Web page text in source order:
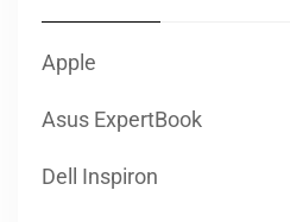
Dell Inspiron
Dell Latitude
Dell Precision